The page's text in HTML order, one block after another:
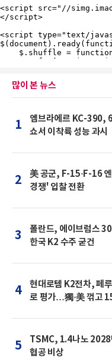
많이 본 뉴스
1
엠브라에르 KC-390,
쇼서 이착륙 성능 과시
2
美 공군, F-15·F-16
경쟁' 입찰 전환
3
폴란드, 에이브럼스
한국 K2 수주 굳건
4
현대로템 K2전차, 페
로 평가…獨·美 꺾고
5
TSMC, 1.4나노 2028
협공 비상